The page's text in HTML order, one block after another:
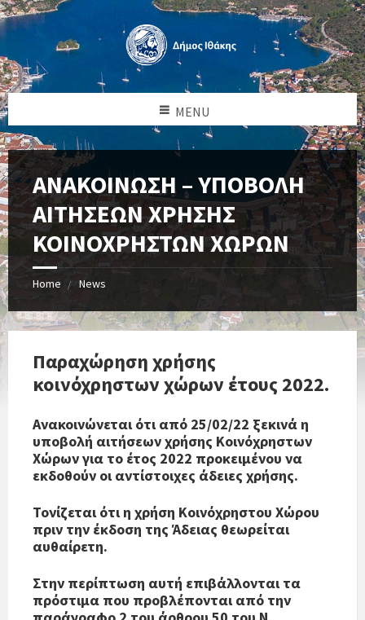
MENU
ΑΝΑΚΟΙΝΩΣΗ – ΥΠΟΒΟΛΗ
ΑΙΤΗΣΕΩΝ ΧΡΗΣΗΣ
ΚΟΙΝΟΧΡΗΣΤΩΝ ΧΩΡΩΝ
Home News
Παραχώρηση χρήσης
κοινόχρηστων χώρων έτους 2022.
Ανακοινώνεται ότι από 25/02/22 ξεκινά η
υποβολή αιτήσεων χρήσης Κοινόχρηστων
Χώρων για το έτος 2022 προκειμένου να
εκδοθούν οι αντίστοιχες άδειες χρήσης.
Τονίζεται ότι η χρήση Κοινόχρηστου Χώρου
πριν την έκδοση της Άδειας θεωρείται
αυθαίρετη.
Στην περίπτωση αυτή επιβάλλονται τα
πρόστιμα που προβλέπονται από την